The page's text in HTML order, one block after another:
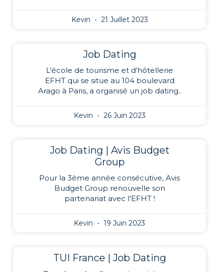
Kevin 21 Juillet 2023
Job Dating
L’école de tourisme et d’hôtellerie
EFHT qui se situe au 104 boulevard
Arago à Paris, a organisé un job dating..
Kevin 26 Juin 2023
Job Dating | Avis Budget
Group
Pour la 3ème année consécutive, Avis
Budget Group renouvelle son
partenariat avec l’EFHT !
Kevin 19 Juin 2023
TUI France | Job Dating